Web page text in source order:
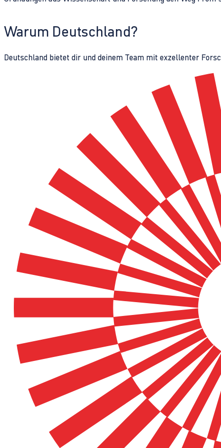
Warum Deutschland?
Deutschland bietet dir und deinem Team mit exzellenter